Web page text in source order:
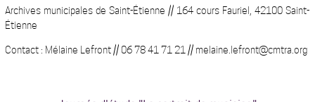
Archives municipales de Saint-Étienne // 164 cours Fauriel, 42100 Saint-
Étienne
Contact : Mélaine Lefront // 06 78 41 71 21 // melaine.lefront@cmtra.org